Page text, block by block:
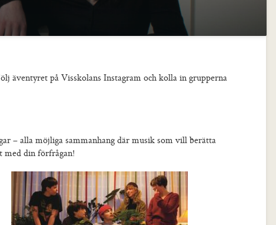
äventyret på Visskolans Instagram och kolla in grupperna
– alla möjliga sammanhang där musik som vill berätta
med din förfrågan!